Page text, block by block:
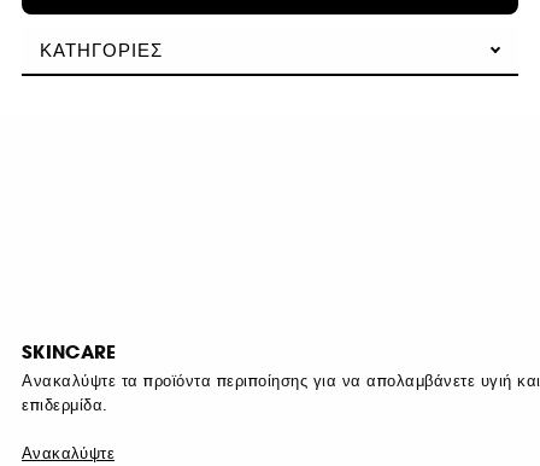
ΚΑΤΗΓΟΡΊΕΣ
SKINCARE
Ανακαλύψτε τα προϊόντα περιποίησης για να απολαμβάνετε υγιή
επιδερμίδα.
Ανακαλύψτε